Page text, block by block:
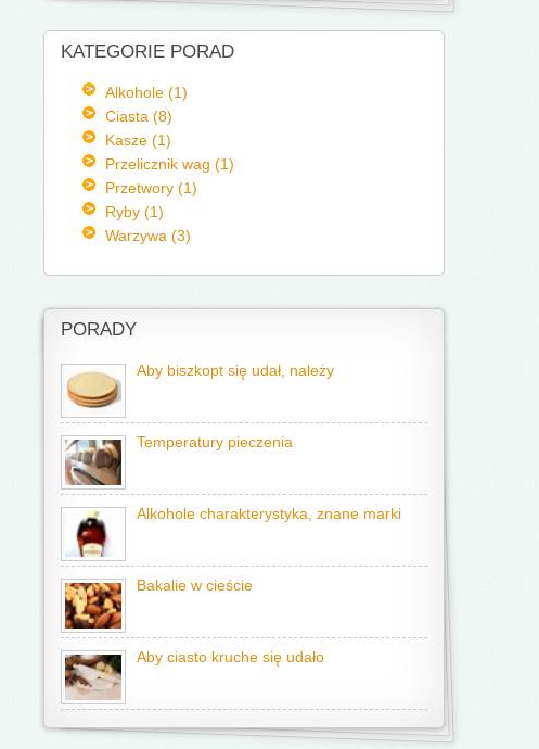
KATEGORIE PORAD
Alkohole (1)
Ciasta (8)
Kasze (1)
Przelicznik wag (1)
Przetwory (1)
Ryby (1)
Warzywa (3)
PORADY
Aby biszkopt się udał, należy
Temperatury pieczenia
Alkohole charakterystyka, znane marki
Bakalie w cieście
Aby ciasto kruche się udało